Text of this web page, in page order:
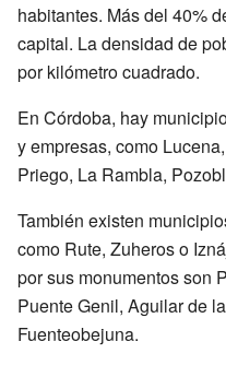
habitantes. Más del 40%
capital. La densidad de
por kilómetro cuadrado.
En Córdoba, hay
y empresas, como
Priego, La Rambla,
También existen
como Rute, Zuheros o
por sus monumentos son
Puente Genil, Aguilar de
Fuenteobejuna.